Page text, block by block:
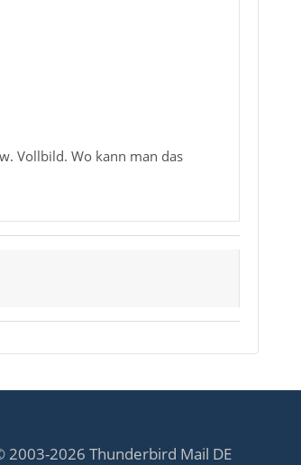
Vollbild. Wo kann man das
2003-2026 Thunderbird Mail DE